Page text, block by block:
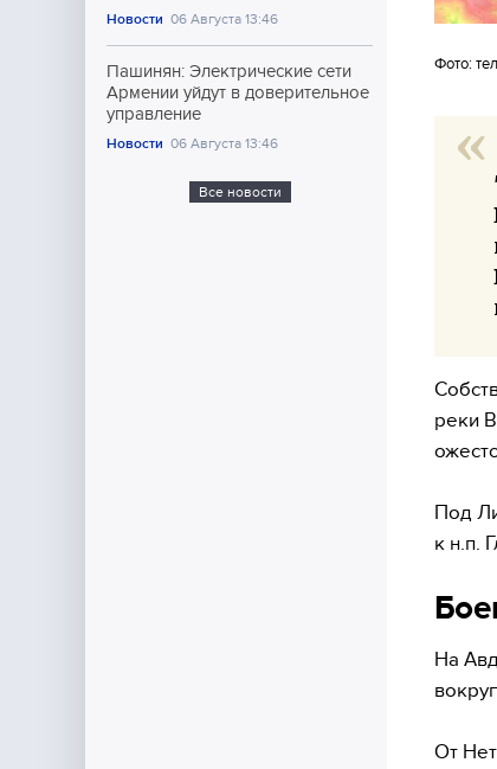
Новости 06 Августа 13:46
Пашинян: Электрические сети
Армении уйдут в доверительное
управление
Новости 06 Августа 13:46
Все новости
Фото:
реки
Под
к н.п.
На
От